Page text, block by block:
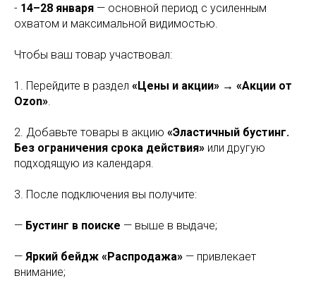
- 14–28 января — основной период с усиленным
охватом и максимальной видимостью.
Чтобы ваш товар участвовал:
1. Перейдите в раздел «Цены и акции» → «Акции от
Ozon»
2. Добавьте товары в акцию «Эластичный бустинг.
Без ограничения срока действия» или другую
подходящую из календаря.
3. После подключения вы получите:
— Бустинг в поиске — выше в выдаче;
— Яркий бейдж «Распродажа» — привлекает
внимание;